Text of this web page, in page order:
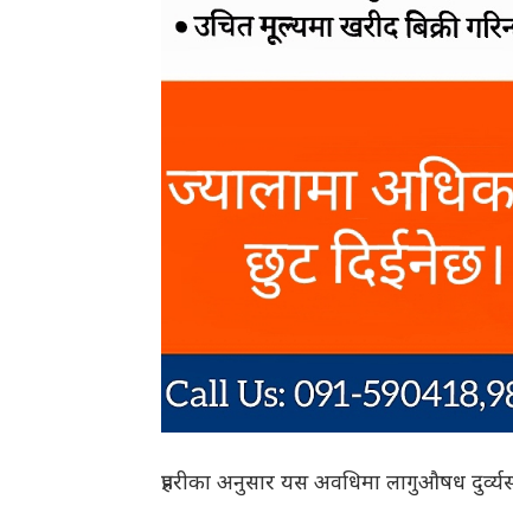
प्रहरीका अनुसार यस अवधिमा लागुऔषध